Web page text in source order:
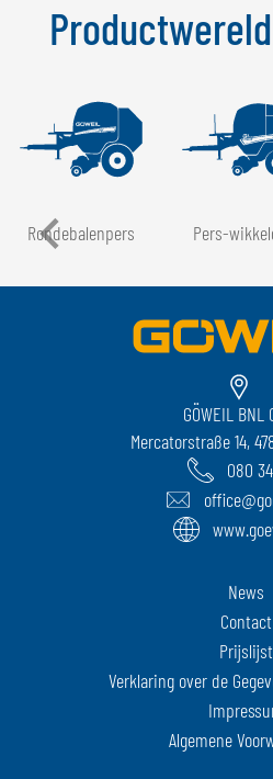
DEUTSCH
FRANÇAIS
Rondebalenpers Pers-
GÖWEIL BNL
Mercatorstraße 14,
080
News
Contact
Prijslijst
Verklaring over de
Algemene